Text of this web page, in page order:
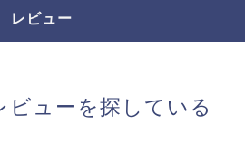
レビュー
ビューを探している